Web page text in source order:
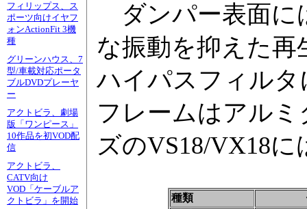
フィリップス、ス
ポーツ向けイヤフ
ォンActionFit 3機
種
グリーンハウス、7
型/車載対応ポータ
ブルDVDプレーヤ
ー
アクトビラ、劇場
版「ワンピース」
10作品を初VOD配
信
アクトビラ、
CATV向け
VOD「ケーブルア
クトビラ」を開始
ダンパー表面に
な振動を抑えた
ハイパスフィル
フレームはアル
ズのVS18/VX18
種類